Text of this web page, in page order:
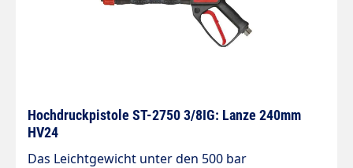
Hochdruckpistole ST-2750 3/8IG: Lanze 240mm
HV24
Das Leichtgewicht unter den 500 bar